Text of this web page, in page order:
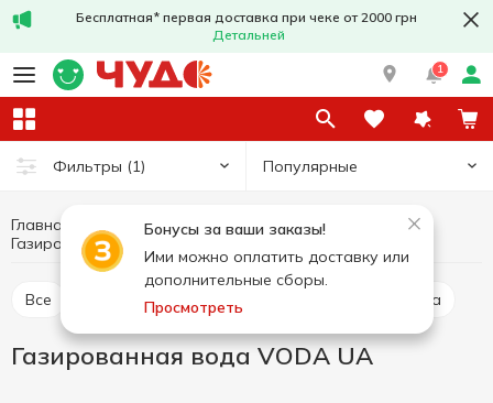
Бесплатная* первая доставка при чеке от 2000 грн
Детальней
1
Фильтры (1) Популярные
Бонусы за ваши заказы!
Ими можно оплатить доставку или
дополнительные сборы.
Просмотреть
Главная Напитки
Газированная вода
Все Газированная вода Негазированная вода
Газированная вода VODA UA